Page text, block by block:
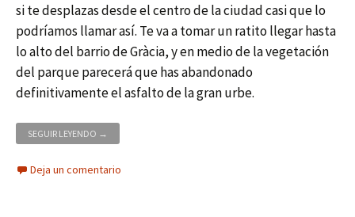
si te desplazas desde el centro de la ciudad casi que lo
podríamos llamar así. Te va a tomar un ratito llegar hasta
lo alto del barrio de Gràcia, y en medio de la vegetación
del parque parecerá que has abandonado
definitivamente el asfalto de la gran urbe.
SEGUIR LEYENDO EXCURSIÓN CON NIÑOS AL PARK GÜELL DE BARCELONA
→
Deja un comentario